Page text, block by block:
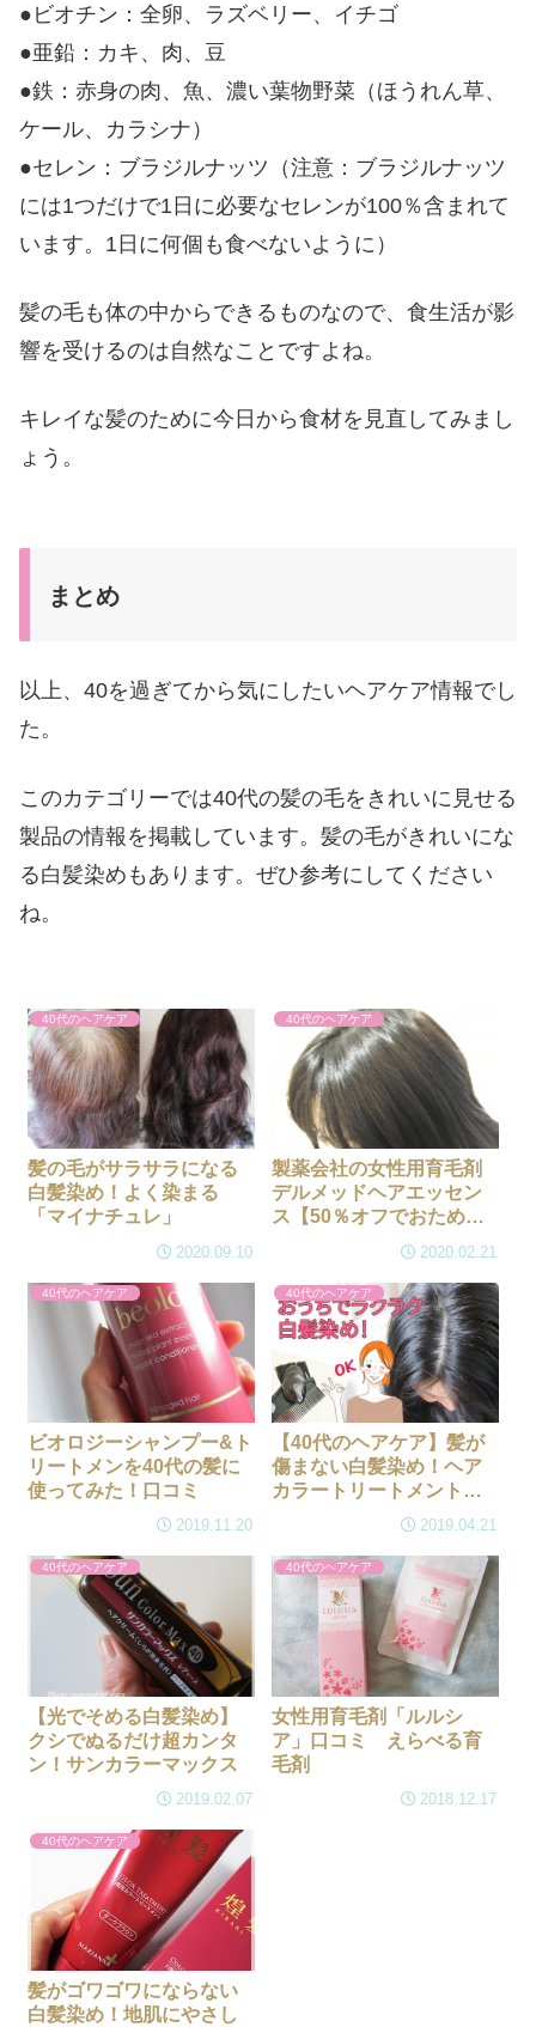
●ビオチン：全卵、ラズベリー、イチゴ
●亜鉛：カキ、肉、豆
●鉄：赤身の肉、魚、濃い葉物野菜（ほうれん草、
ケール、カラシナ）
●セレン：ブラジルナッツ（注意：ブラジルナッツ
には1つだけで1日に必要なセレンが100％含まれて
います。1日に何個も食べないように）
髪の毛も体の中からできるものなので、食生活が影
響を受けるのは自然なことですよね。
キレイな髪のために今日から食材を見直してみまし
ょう。
まとめ
以上、40を過ぎてから気にしたいヘアケア情報でし
た。
このカテゴリーでは40代の髪の毛をきれいに見せる
製品の情報を掲載しています。髪の毛がきれいにな
る白髪染めもあります。ぜひ参考にしてください
ね。
40代のヘアケア
髪の毛がサラサラになる
白髪染め！よく染まる
「マイナチュレ」
2020.09.10
40代のヘアケア
製薬会社の女性用育毛剤
デルメッドヘアエッセン
ス【50％オフでおため
2020.02.21
40代のヘアケア
ビオロジーシャンプー&ト
リートメンを40代の髪に
使ってみた！口コミ
2019.11.20
40代のヘアケア
【40代のヘアケア】髪が
傷まない白髪染め！ヘア
カラートリートメントお
2019.04.21
40代のヘアケア
【光でそめる白髪染め】
クシでぬるだけ超カンタ
ン！サンカラーマックス
2019.02.07
40代のヘアケア
女性用育毛剤「ルルシ
ア」口コミ えらべる育
毛剤
2018.12.17
40代のヘアケア
髪がゴワゴワにならない
白髪染め！地肌にやさし